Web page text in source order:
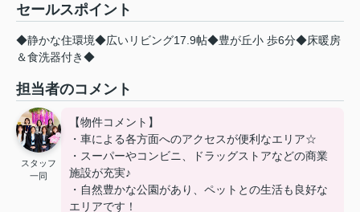
セールスポイント
◆静かな住環境◆広いリビング17.9帖◆豊が丘小 歩6分◆床暖房
＆食洗器付き◆
担当者のコメント
スタッフ
一同
【物件コメント】
・車による各方面へのアクセスが便利なエリア☆
・スーパーやコンビニ、ドラッグストアなどの商業
施設が充実♪
・自然豊かな公園があり、ペットとの生活も良好な
エリアです！